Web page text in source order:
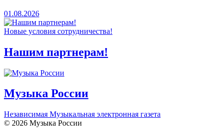
01.08.2026
Новые условия сотрудничества!
Нашим партнерам!
Музыка России
Независимая Музыкальная электронная газета
© 2026 Музыка России